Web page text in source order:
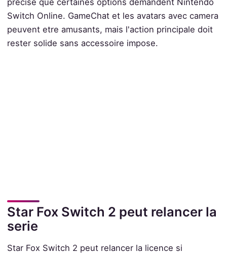
Switch Online. GameChat et les avatars avec camera
peuvent etre amusants, mais l'action principale doit
rester solide sans accessoire impose.
Star Fox Switch 2 peut relancer la
serie
Star Fox Switch 2 peut relancer la licence si